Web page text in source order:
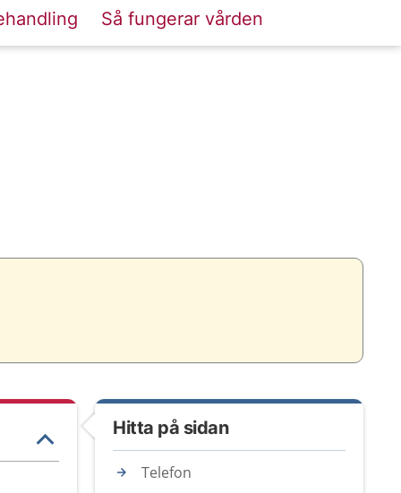
Så fungerar vården
Hitta på sidan
Telefon